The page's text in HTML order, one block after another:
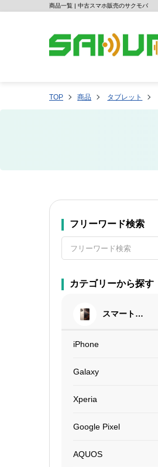
商品一覧 | 中古スマホ販売のサクモバ
TOP 商品 タブレット
フリーワード検索
カテゴリーから探す
スマートフ
iPhone
Galaxy
Xperia
Google Pixel
AQUOS